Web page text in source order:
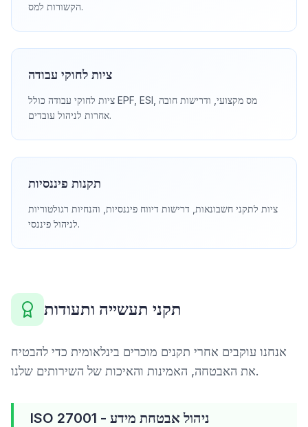
הקשורות למס.
ציות לחוקי עבודה
ציות לחוקי עבודה כולל EPF, ESI, מס מקצועי, ודרישות חובה
אחרות לניהול עובדים.
תקנות פיננסיות
ציות לתקני חשבונאות, דרישות דיווח פיננסיות, והנחיות רגולטוריות
לניהול פיננסי.
תקני תעשייה ותעודות
אנחנו עוקבים אחרי תקנים מוכרים בינלאומית כדי להבטיח
את האבטחה, האמינות והאיכות של השירותים שלנו.
ISO 27001 - ניהול אבטחת מידע